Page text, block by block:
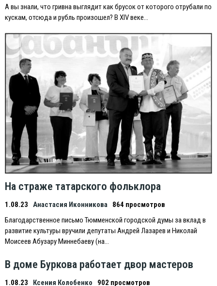
А вы знали, что гривна выглядит как брусок от которого отрубали по
кускам, отсюда и рубль произошел? В XIV веке…
На страже татарского фольклора
1.08.23 Анастасия Иконникова
864 просмотров
Благодарственное письмо Тюмменской городской думы за вклад в
развитие культуры вручили депутаты Андрей Лазарев и Николай
Моисеев Абузару Миннебаеву (на…
В доме Буркова работает двор мастеров
1.08.23 Ксения Колобенко
902 просмотров